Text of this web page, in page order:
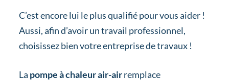
C’est encore lui le plus qualifié pour vous aider !
Aussi, afin d’avoir un travail professionnel,
choisissez bien votre entreprise de travaux !
La pompe à chaleur air-airremplace